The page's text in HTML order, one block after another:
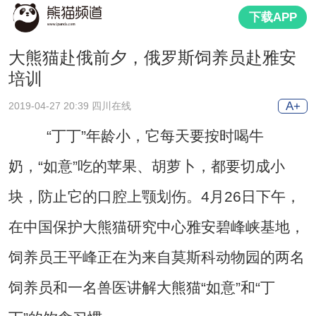
下载APP
大熊猫赴俄前夕，俄罗斯饲养员赴雅安
培训
2019-04-27 20:39 四川在线 A+
“丁丁”年龄小，它每天要按时喝牛
奶，“如意”吃的苹果、胡萝卜，都要切成小
块，防止它的口腔上颚划伤。4月26日下午，
在中国保护大熊猫研究中心雅安碧峰峡基地，
饲养员王平峰正在为来自莫斯科动物园的两名
饲养员和一名兽医讲解大熊猫“如意”和“丁